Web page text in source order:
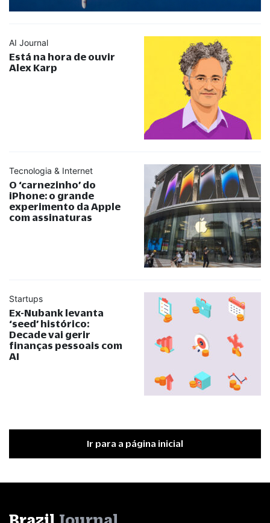
AI Journal
Está na hora de ouvir
Alex Karp
Tecnologia & Internet
O ‘carnezinho’ do
iPhone: o grande
experimento da Apple
com assinaturas
Startups
Ex-Nubank levanta
‘seed’ histórico:
Decade vai gerir
finanças pessoais com
AI
Ir para a página inicial